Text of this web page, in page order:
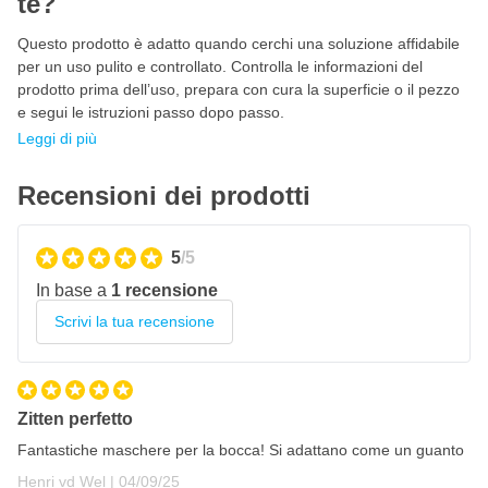
Protezione contro solventi, vapori, polveri sottili e sostanze
volatili
Morbido cuscinetto nasale in schiuma per un comfort extra
Striscia nasale flessibile per una buona aderenza al viso
Maschera auto-filtrante in carta, leggera ed efficiente
professionale
Questo prodotto è adatto quando cerchi una soluzione affidabile
per un uso pulito e controllato. Controlla le informazioni del
prodotto prima dell’uso, prepara con cura la superficie o il pezzo
e segui le istruzioni passo dopo passo.
Leggi di più
Recensioni dei prodotti
5/5
In base a 1 recensione
Scrivi la tua recensione
Zitten perfetto
Fantastiche maschere per la bocca! Si adattano come un guanto
Henri vd Wel | 4 settembre 2025
04/09/25